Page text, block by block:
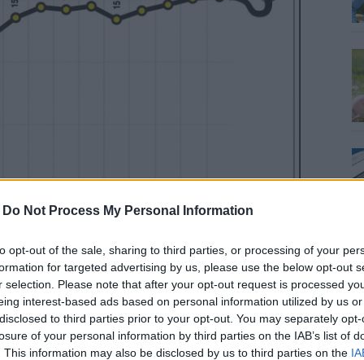
Do Not Process My Personal Information
opt-out of the sale, sharing to third parties, or processing of your
for targeted advertising by us, please use the below opt-out
selection. Please note that after your opt-out request is processed
interest-based ads based on personal information utilized by us
to third parties prior to your opt-out. You may separately
of your personal information by third parties on the IAB’s list of
This information may also be disclosed by us to third parties on the
91,9 százalék volt 2017-ben, világszínvonalon
eredményeként a 2. blokk az év minden
kultúra javult, illeszkedve a másfél évtizede tartó